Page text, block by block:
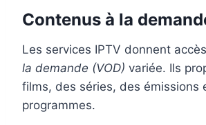
Contenus à la
Les services IPTV donnent
la demande (VOD) variée. Ils
films, des séries, des émissions
programmes.